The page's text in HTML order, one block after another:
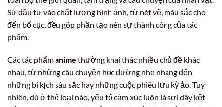
Sự đầu tư vào chất lượng hình ảnh, từ nét vẽ, màu sắc cho
đến bố cục, đều góp phần tạo nên sự thành công của tác
phẩm.
Các tác phẩmanime thường khai thác nhiều chủ đề khác
nhau, từ những câu chuyện học đường nhẹ nhàng đến
những bi kịch sâu sắc hay những cuộc phiêu lưu kỳ ảo. Tuy
nhiên, dù ở thể loại nào, yếu tố cảm xúc luôn là sợi dây kết